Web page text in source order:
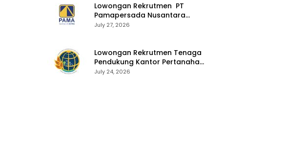
Lowongan Rekrutmen PT
Pamapersada Nusantara
(PAMA) 2026
July 27, 2026
Lowongan Rekrutmen Tenaga
Pendukung Kantor Pertanahan
2026
July 24, 2026